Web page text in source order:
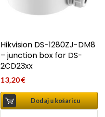
Hikvision DS-1280ZJ-DM8
– junction box for DS-
2CD23xx
13,20€
Dodaj u košaricu